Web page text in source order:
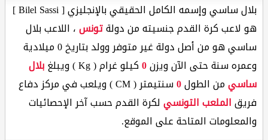
بلال ساسي وإسمه الكامل الحقيقي بالإنجليزي [ Bilel Sassi ]
هو لاعب كرة القدم جنسيته من دولةتونس، اللاعب بلال
ساسي هو من أصل دولة غير متوفر وولد بتاريخ 0 ميلادية
وعمرهسنة حتى الآن ويزن0كيلو غرام ( Kg ) ويبلغ
بلال
ساسيمن الطول0
سنتيمتر ( CM ) ويلعب في مركز دفاع
فريقالملعب التونسيلكرة القدم حسب آخر الإحصائيات
والمعلومات المتاحة على الموقع.